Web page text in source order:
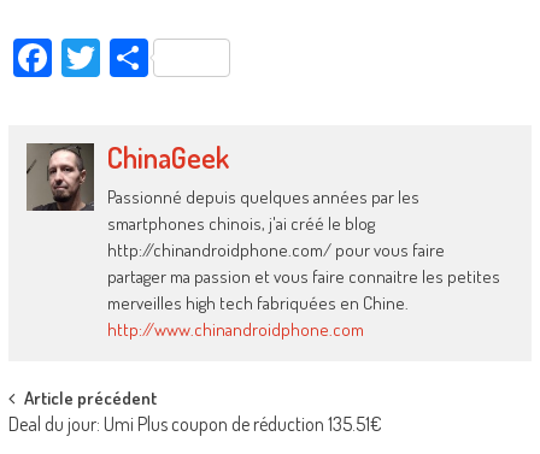
Facebook
Twitter
Partager
ChinaGeek
Passionné depuis quelques années par les
smartphones chinois, j'ai créé le blog
http://chinandroidphone.com/ pour vous faire
partager ma passion et vous faire connaitre les petites
merveilles high tech fabriquées en Chine.
http://www.chinandroidphone.com
Post
navigation
Article précédent
Deal du jour: Umi Plus coupon de réduction 135.51€